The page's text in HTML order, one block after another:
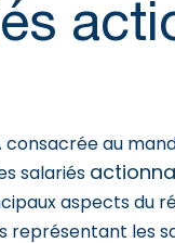
consacrée au
salariés
aspects du
représentant les